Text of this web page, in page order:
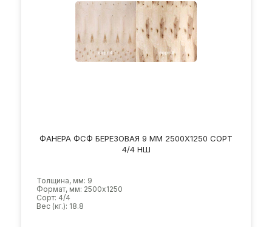
ФАНЕРА ФСФ БЕРЕЗОВАЯ 9 ММ 2500Х1250 СОРТ
4/4 НШ
Толщина, мм: 9
Формат, мм: 2500х1250
Сорт: 4/4
Вес (кг.): 18.8